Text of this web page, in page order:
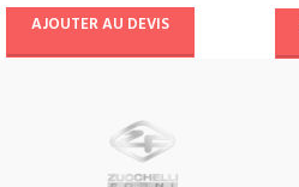
AJOUTER AU DEVIS